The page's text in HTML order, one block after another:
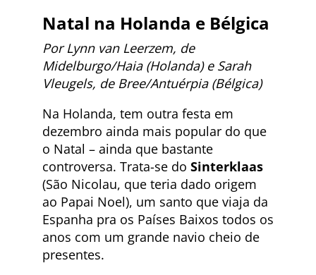
Natal na Holanda e Bélgica
Por Lynn van Leerzem, de
Midelburgo/Haia (Holanda) e Sarah
Vleugels, de Bree/Antuérpia (Bélgica)
Na Holanda, tem outra festa em
dezembro ainda mais popular do que
o Natal – ainda que bastante
controversa. Trata-se do Sinterklaas
(São Nicolau, que teria dado origem
ao Papai Noel), um santo que viaja da
Espanha pra os Países Baixos todos os
anos com um grande navio cheio de
presentes.